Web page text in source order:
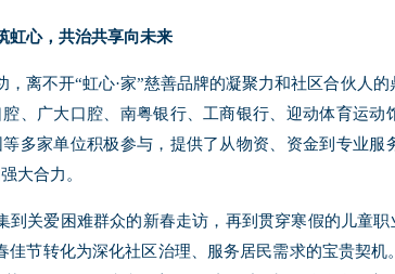
虹心，共治共享向未来
，离不开“虹心·家”慈善品牌的凝聚力和社区合伙人
腔、广大口腔、南粤银行、工商银行、迎动体育运动
多家单位积极参与，提供了从物资、资金到专业服
大合力。
到关爱困难群众的新春走访，再到贯穿寒假的儿童职
佳节转化为深化社区治理、服务居民需求的宝贵契